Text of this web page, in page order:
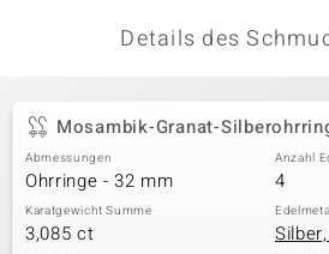
Details des
Mosambik-Granat-
Abmessungen
Ohrringe - 32 mm
Anzahl
4
Karatgewicht Summe
3,085 ct